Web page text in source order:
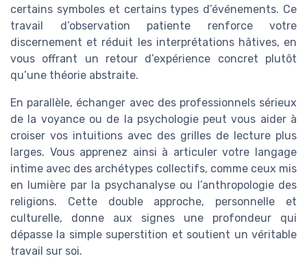
certains symboles et certains types d’événements. Ce
travail d’observation patiente renforce votre
discernement et réduit les interprétations hâtives, en
vous offrant un retour d’expérience concret plutôt
qu’une théorie abstraite.
En parallèle, échanger avec des professionnels sérieux
de la voyance ou de la psychologie peut vous aider à
croiser vos intuitions avec des grilles de lecture plus
larges. Vous apprenez ainsi à articuler votre langage
intime avec des archétypes collectifs, comme ceux mis
en lumière par la psychanalyse ou l’anthropologie des
religions. Cette double approche, personnelle et
culturelle, donne aux signes une profondeur qui
dépasse la simple superstition et soutient un véritable
travail sur soi.